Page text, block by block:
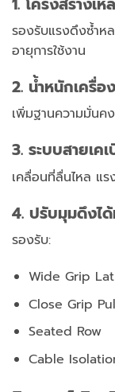
รองรับแรงดึงซ้ำห
อายุการใช้งาน
2. น้ำหนักเครื่
เพิ่มฐานความมั่นคง
3. ระบบสายเ
เคลื่อนที่ลื่นไหล แร
4. ปรับมุมดึงไ
รองรับ:
Wide Grip
Close Grip
Seated Row
Cable